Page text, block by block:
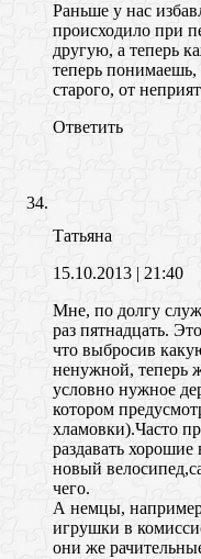
Раньше у нас
происходило при
другую, а теперь
теперь понимаешь,
старого, от
Ответить
Татьяна
15.10.2013 | 21:40
Мне, по долгу
раз пятнадцать.
что выбросив
ненужной, теперь
условно нужное
котором
хламовки).Часто
раздавать
новый
чего.
А немцы,
игрушки в
они же